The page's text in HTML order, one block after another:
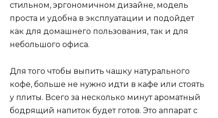
стильном, эргономичном дизайне, модель
проста и удобна в эксплуатации и подойдет
как для домашнего пользования, так и для
небольшого офиса.
Для того чтобы выпить чашку натурального
кофе, больше не нужно идти в кафе или стоять
у плиты. Всего за несколько минут ароматный
бодрящий напиток будет готов. Это аппарат с